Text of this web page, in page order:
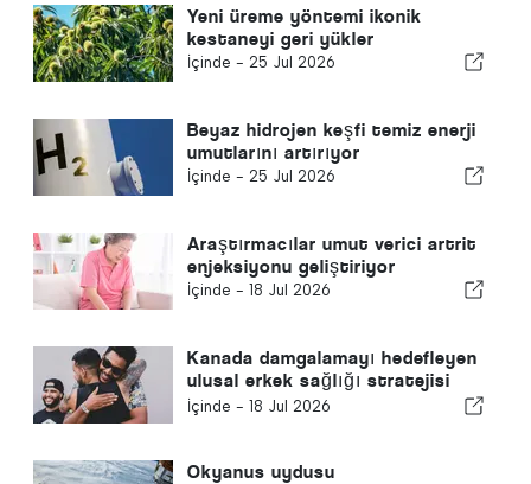
Yeni üreme yöntemi ikonik
kestaneyi geri yükler
İçinde - 25 Jul 2026
Beyaz hidrojen keşfi temiz enerji
umutlarını artırıyor
İçinde - 25 Jul 2026
Araştırmacılar umut verici artrit
enjeksiyonu geliştiriyor
İçinde - 18 Jul 2026
Kanada damgalamayı hedefleyen
ulusal erkek sağlığı stratejisi
geliştirecek
İçinde - 18 Jul 2026
Okyanus uydusu